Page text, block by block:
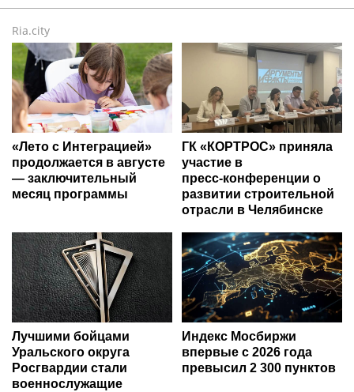
Ria.city
«Лето с Интеграцией»
продолжается в августе
— заключительный
месяц программы
ГК «КОРТРОС» приняла
участие в
пресс‑конференции о
развитии строительной
отрасли в Челябинске
Лучшими бойцами
Уральского округа
Росгвардии стали
военнослужащие
Индекс Мосбиржи
впервые с 2026 года
превысил 2 300 пунктов